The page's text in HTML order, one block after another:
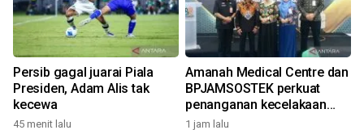
Persib gagal juarai Piala
Presiden, Adam Alis tak
kecewa
45 menit lalu
Amanah Medical Centre dan
BPJAMSOSTEK perkuat
penanganan kecelakaan
kerja
1 jam lalu